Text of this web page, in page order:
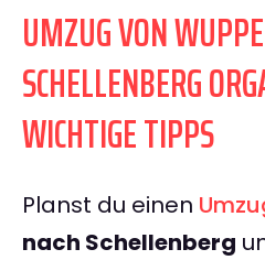
UMZUG VON
SCHELLENBERG
WICHTIGE TIPPS
Planst du einen
nach Schellenberg